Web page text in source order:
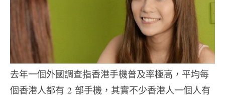
去年一個外國調查指香港手機普及率極高，平均每
個香港人都有 2 部手機，其實不少香港人一個人有